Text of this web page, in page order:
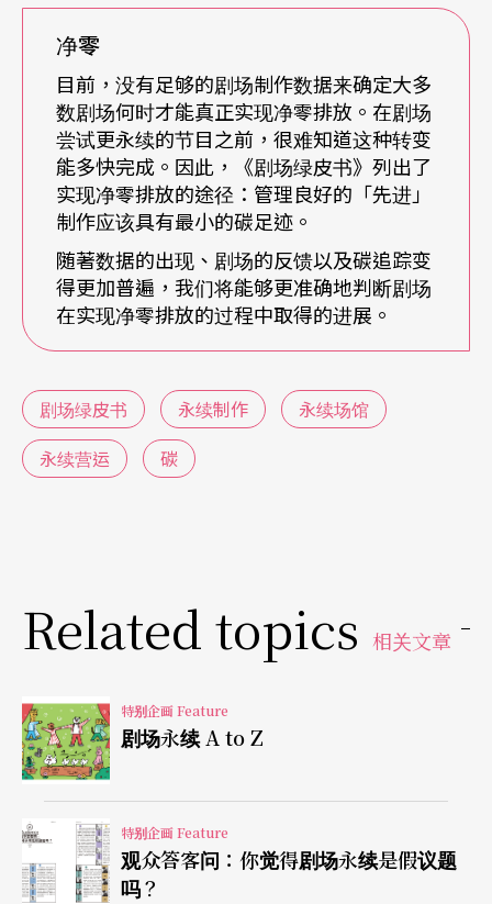
料来实现这一转变。本指南建立在他们的专业知识
之上。剧场中的每个人都通过尽可能创造性地扩展
资源来开始他们的职业生涯，所有剧场工作者都是
永续发展方面的专家。面对应对气候紧急情况的挑
战，剧场已经带来了足智多谋、活力和创造力。
3. 一个创造性的机会
气候危机不仅仅是一个需要克服的挑战。改变制作
剧场的规范是激发创意机会的时刻。
还没有人知道在气候紧急情况下制作的节目会是什
么样子。剧场工作者将逐个专案地回答这个问题。
4. 《剧场绿皮书》范畴
本书分为3个部分。 共同为剧场提供清晰、实用和
详细的永续发展指南。
1. 永续制作
2. 永续场馆
3. 永续营运
净零
目前，没有足够的剧场制作数据来确定大多
数剧场何时才能真正实现净零排放。在剧场
尝试更永续的节目之前，很难知道这种转变
能多快完成。因此，《剧场绿皮书》列出了
实现净零排放的途径：管理良好的「先进」
制作应该具有最小的碳足迹。
随著数据的出现、剧场的反馈以及碳追踪变
得更加普遍，我们将能够更准确地判断剧场
在实现净零排放的过程中取得的进展。
剧场绿皮书 永续制作
永续场馆
永续营运
碳
Related topics 相关文章
特别企画 Feature
剧场永续 A to Z
特别企画 Feature
观众答客问：你觉得剧场永续是假议题
吗？